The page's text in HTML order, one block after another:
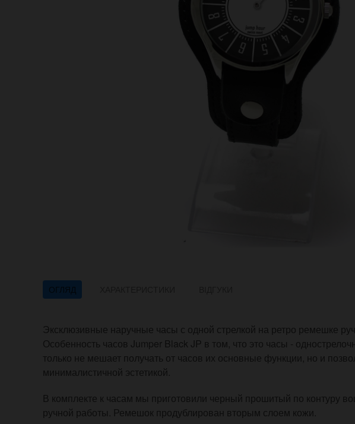
ОГЛЯД
Эксклюзивные наручные часы с одной стрелкой на ретро ремешке
Особенность часов Jumper Black JP в том, что это часы -
только не мешает получать от часов их основные функции, но и
минималистичной эстетикой.
В комплекте к часам мы приготовили черный прошитый по контуру
ручной работы. Ремешок продублирован вторым слоем кожи.